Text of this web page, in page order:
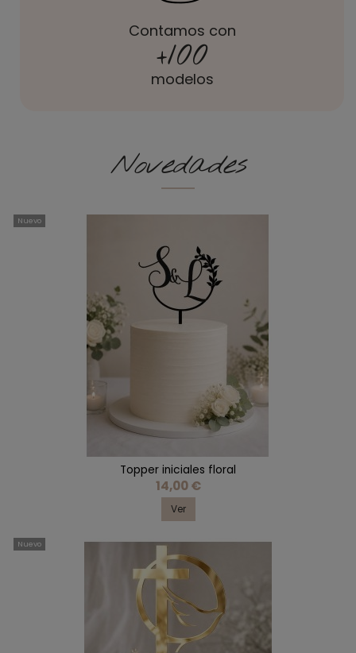
Contamos con
+100
modelos
Novedades
Nuevo
Topper iniciales floral
14,00 €
Ver
Nuevo